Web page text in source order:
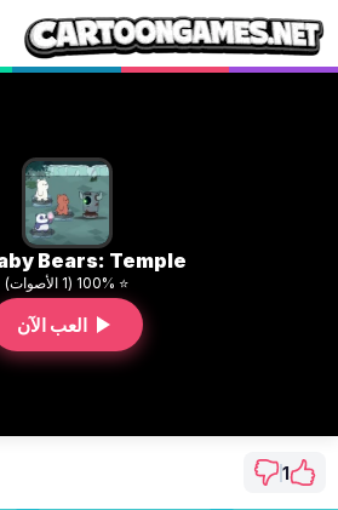
Bears: Temple
⭐ 100% (1 الأصوات)
العب الآن
1